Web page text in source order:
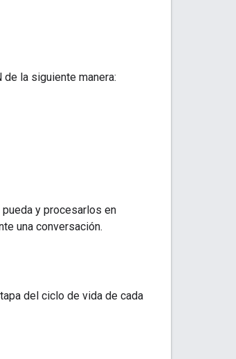
la siguiente manera:
y procesarlos en
una conversación.
del ciclo de vida de cada